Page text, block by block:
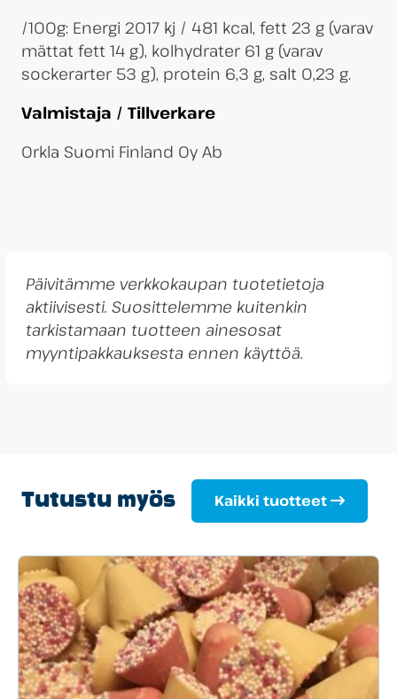
/100g: Energi 2017 kj / 481 kcal, fett 23 g (varav
mättat fett 14 g), kolhydrater 61 g (varav
sockerarter 53 g), protein 6,3 g, salt 0,23 g.
Valmistaja / Tillverkare
Orkla Suomi Finland Oy Ab
Päivitämme verkkokaupan tuotetietoja
aktiivisesti. Suosittelemme kuitenkin
tarkistamaan tuotteen ainesosat
myyntipakkauksesta ennen käyttöä.
Tutustu myös Kaikki tuotteet